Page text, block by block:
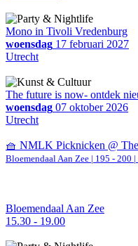
Mono in Tivoli Vredenburg
woensdag 17 februari 2027
Utrecht
The future is now- ontdek
woensdag 07 oktober 2026
Utrecht
🧺 NMLK Picknicken @
Bloemendaal Aan Zee | 195 - 200
Bloemendaal Aan Zee
15.30 - 19.00